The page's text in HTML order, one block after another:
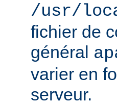
/usr/
fichier de
général
varier en
serveur.